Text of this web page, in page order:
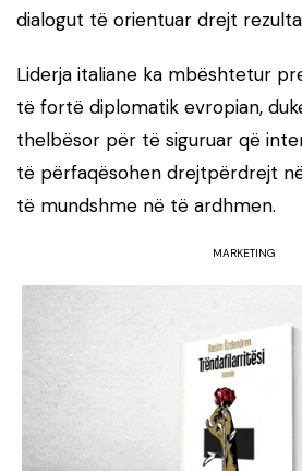
dialogut të orientuar drejt
Liderja italiane ka mbështetur
të fortë diplomatik evropian,
thelbësor për të siguruar që
të përfaqësohen drejtpërdrejt
të mundshme në të ardhmen.
MARKETING